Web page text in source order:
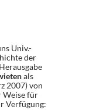
Univ.-
der
als
2007) von
Weise für
Verfügung: